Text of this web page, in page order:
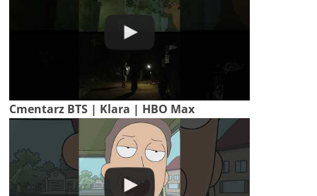
Cmentarz BTS | Klara | HBO Max